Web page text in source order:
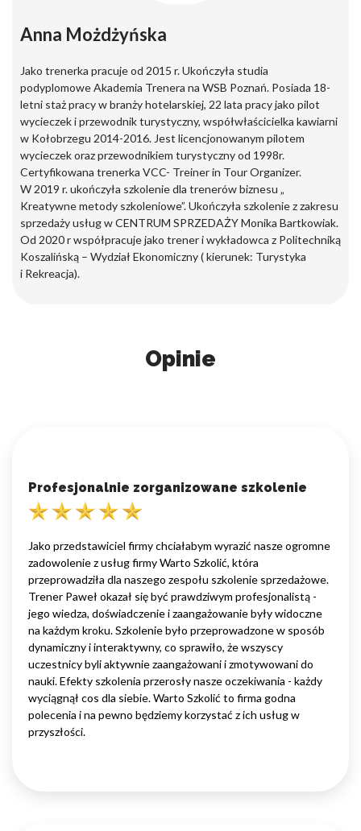
Anna Możdżyńska
Jako trenerka pracuje od 2015 r. Ukończyła studia
podyplomowe Akademia Trenera na WSB Poznań. Posiada 18-
letni staż pracy w branży hotelarskiej, 22 lata pracy jako pilot
wycieczek i przewodnik turystyczny, współwłaścicielka kawiarni
w Kołobrzegu 2014-2016. Jest licencjonowanym pilotem
wycieczek oraz przewodnikiem turystyczny od 1998r.
Certyfikowana trenerka VCC- Treiner in Tour Organizer.
W 2019 r. ukończyła szkolenie dla trenerów biznesu „
Kreatywne metody szkoleniowe”. Ukończyła szkolenie z zakresu
sprzedaży usług w CENTRUM SPRZEDAŻY Monika Bartkowiak.
Od 2020 r współpracuje jako trener i wykładowca z Politechniką
Koszalińską – Wydział Ekonomiczny ( kierunek: Turystyka
i Rekreacja).
Opinie
Profesjonalnie zorganizowane szkolenie
Jako przedstawiciel firmy chciałabym wyrazić nasze ogromne
zadowolenie z usług firmy Warto Szkolić, która
przeprowadziła dla naszego zespołu szkolenie sprzedażowe.
Trener Paweł okazał się być prawdziwym profesjonalistą -
jego wiedza, doświadczenie i zaangażowanie były widoczne
na każdym kroku. Szkolenie było przeprowadzone w sposób
dynamiczny i interaktywny, co sprawiło, że wszyscy
uczestnicy byli aktywnie zaangażowani i zmotywowani do
nauki. Efekty szkolenia przerosły nasze oczekiwania - każdy
wyciągnął cos dla siebie. Warto Szkolić to firma godna
polecenia i na pewno będziemy korzystać z ich usług w
przyszłości.